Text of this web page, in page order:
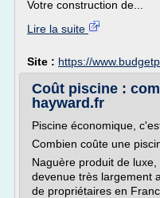
Votre construction de...
Lire la suite
Site : https://
Coût piscine :
hayward.fr
Piscine économique,
Combien coûte une
Naguère produit de
devenue très largement
de propriétaires en